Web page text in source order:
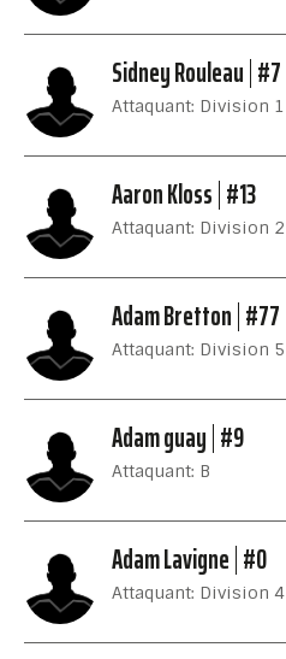
Sidney Rouleau #7
Attaquant: Division 1
Aaron Kloss #13
Attaquant: Division 2
Adam Bretton #77
Attaquant: Division 5
Adam guay #9
Attaquant: B
Adam Lavigne #0
Attaquant: Division 4